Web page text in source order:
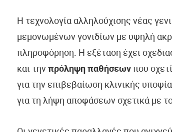
Η τεχνολογία αλληλούχισης νέας
μεμονωμένων γονιδίων με υψηλή
πληροφόρηση. Η εξέταση έχει
και την πρόληψη παθήσεωνπου
για την επιβεβαίωση κλινικής
για τη λήψη αποφάσεων σχετικά με